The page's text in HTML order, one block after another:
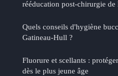
rééducation post-chirurgie de
Quels conseils d'hygiène
Gatineau-Hull ?
Fluorure et scellants :
dès le plus jeune âge